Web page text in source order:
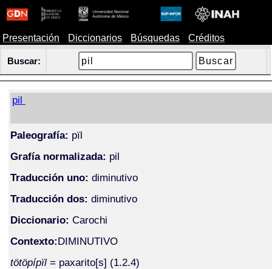
Presentación Diccionarios Búsquedas Créditos
Buscar:
pil
Paleografía: pïl
Grafía normalizada: pil
Traducción uno: diminutivo
Traducción dos: diminutivo
Diccionario: Carochi
Contexto:DIMINUTIVO
tötöpípïl = paxarito[s] (1.2.4)